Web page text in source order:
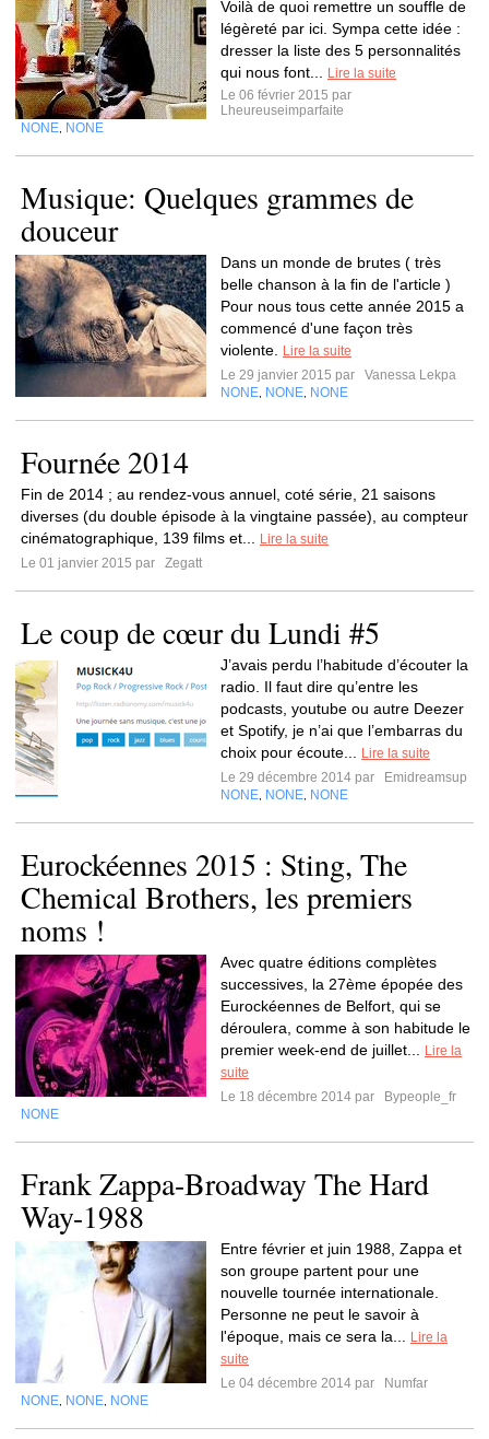
Voilà de quoi remettre un souffle de
légèreté par ici. Sympa cette idée :
dresser la liste des 5 personnalités
qui nous font...
Lire la suite
Le 06 février 2015 par
Lheureuseimparfaite
NONE NONE
Musique: Quelques grammes de
douceur
Dans un monde de brutes ( très
belle chanson à la fin de l'article )
Pour nous tous cette année 2015 a
commencé d'une façon très
violente.
Lire la suite
Le 29 janvier 2015 par
Vanessa Lekpa
NONE NONE NONE
Fournée 2014
Fin de 2014 ; au rendez-vous annuel, coté série, 21 saisons
diverses (du double épisode à la vingtaine passée), au compteur
cinématographique, 139 films et...
Lire la suite
Le 01 janvier 2015 par
Zegatt
Le coup de cœur du Lundi #5
J’avais perdu l’habitude d’écouter la
radio. Il faut dire qu’entre les
podcasts, youtube ou autre Deezer
et Spotify, je n’ai que l’embarras du
choix pour écoute...
Lire la suite
Le 29 décembre 2014 par
Emidreamsup
NONE NONE NONE
Eurockéennes 2015 : Sting, The
Chemical Brothers, les premiers
noms !
Avec quatre éditions complètes
successives, la 27ème épopée des
Eurockéennes de Belfort, qui se
déroulera, comme à son habitude le
premier week-end de juillet...
Lire la
suite
Le 18 décembre 2014 par
Bypeople_fr
NONE
Frank Zappa-Broadway The Hard
Way-1988
Entre février et juin 1988, Zappa et
son groupe partent pour une
nouvelle tournée internationale.
Personne ne peut le savoir à
l'époque, mais ce sera la...
Lire la
suite
Le 04 décembre 2014 par
Numfar
NONE NONE NONE